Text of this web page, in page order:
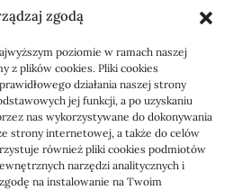
zgodą
poziomie w ramach naszej
z plików cookies. Pliki cookies
działania naszej strony
jej funkcji, a po uzyskaniu
nas wykorzystywane do dokonywania
strony internetowej, a także do celów
również pliki cookies podmiotów
narzędzi analitycznych i
na instalowanie na Twoim
sp. z o.o. z biurem